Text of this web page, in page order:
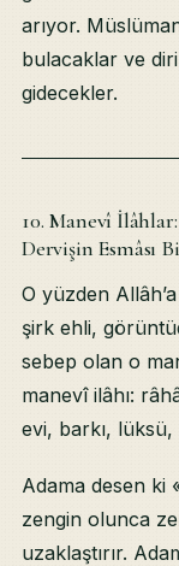
arıyor.
bulacaklar ve
gidecekler.
10. Manevî
Dervişin Esmâsı
O yüzden
şirk ehli,
sebep olan o
manevî ilâhı:
evi, barkı, lüksü,
Adama desen ki
zengin olunca
uzaklaştırır.